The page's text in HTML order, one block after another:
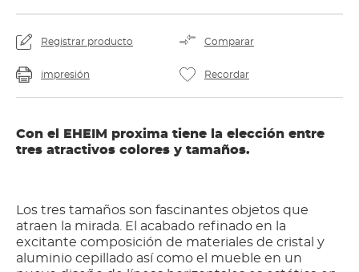
Registrar producto Comparar
impresión Recordar
Con el EHEIM proxima tiene la elección entre
tres atractivos colores y tamaños.
Los tres tamaños son fascinantes objetos que
atraen la mirada. El acabado refinado en la
excitante composición de materiales de cristal y
aluminio cepillado así como el mueble en un